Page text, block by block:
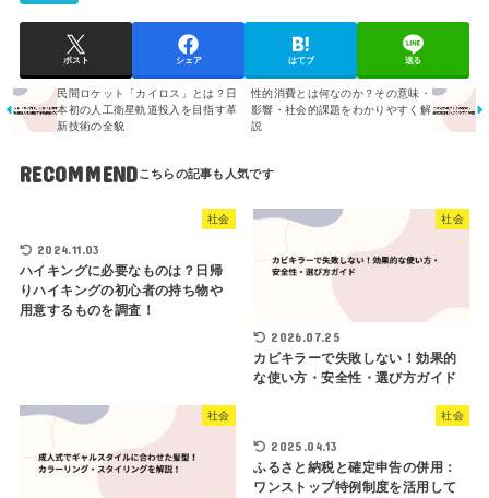
ポスト シェア はてブ 送る
民間ロケット「カイロス」とは？日
本初の人工衛星軌道投入を目指す革
新技術の全貌
性的消費とは何なのか？その意味・
影響・社会的課題をわかりやすく解
説
RECOMMEND
社会
2024.11.03
ハイキングに必要なものは？日帰
りハイキングの初心者の持ち物や
用意するものを調査！
社会
2026.07.25
カビキラーで失敗しない！効果的
な使い方・安全性・選び方ガイド
社会 社会
2025.04.13
ふるさと納税と確定申告の併用：
ワンストップ特例制度を活用して